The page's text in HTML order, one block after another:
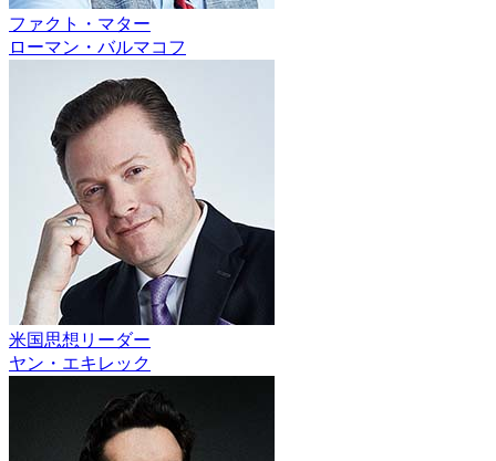
ファクト・マター
ローマン・バルマコフ
米国思想リーダー
ヤン・エキレック